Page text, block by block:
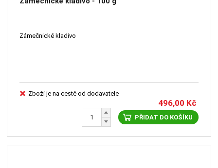
Zámečnické kladivo
Zboží je na cestě od dodavatele
496,00 Kč
PŘIDAT DO KOŠÍKU